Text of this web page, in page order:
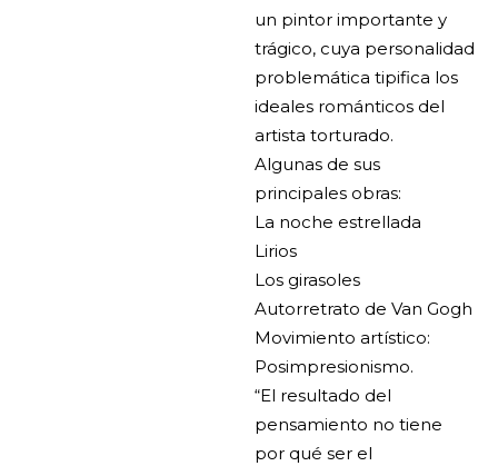
un pintor importante y
trágico, cuya personalidad
problemática tipifica los
ideales románticos del
artista torturado.
Algunas de sus
principales obras:
La noche estrellada
Lirios
Los girasoles
Autorretrato de Van Gogh
Movimiento artístico:
Posimpresionismo.
“El resultado del
pensamiento no tiene
por qué ser el